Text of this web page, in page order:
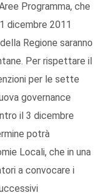
Programma, che
dicembre 2011
Regione saranno
Per rispettare il
per le sette
governance
il 3 dicembre
potrà
Locali, che in una
a convocare i